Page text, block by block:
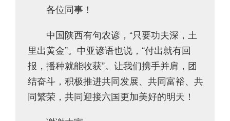
各位同事！
中国陕西有句农谚，“只要功夫深，土
里出黄金”。中亚谚语也说，“付出就有回
报，播种就能收获”。让我们携手并肩，团
结奋斗，积极推进共同发展、共同富裕、共
同繁荣，共同迎接六国更加美好的明天！